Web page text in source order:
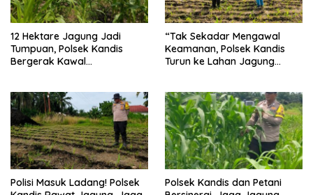
12 Hektare Jagung Jadi
Tumpuan, Polsek Kandis
Bergerak Kawal
“Tak Sekadar Mengawal
Keamanan, Polsek Kandis
Turun ke Lahan Jagung
Polisi Masuk Ladang! Polsek
Polsek Kandis dan Petani